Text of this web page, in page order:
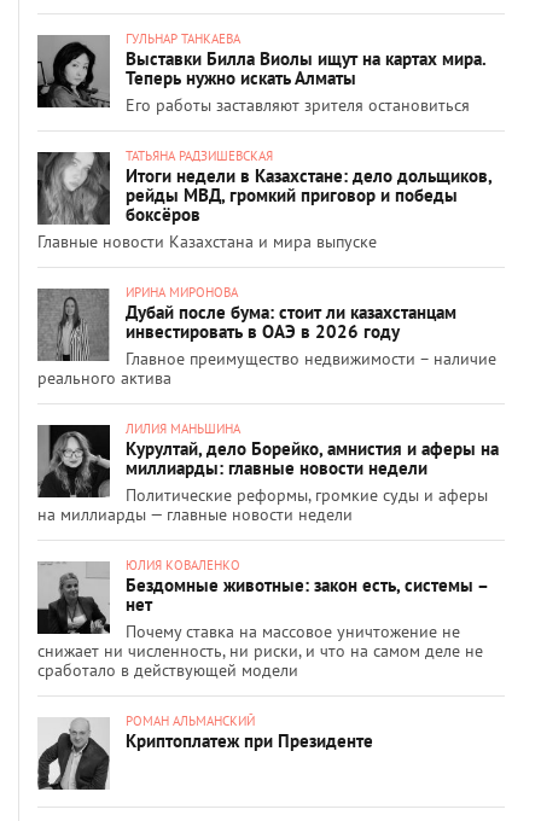
ГУЛЬНАР ТАНКАЕВА
Выставки Билла Виолы ищут на картах мира.
Теперь нужно искать Алматы
Его работы заставляют зрителя остановиться
ТАТЬЯНА РАДЗИШЕВСКАЯ
Итоги недели в Казахстане: дело дольщиков,
рейды МВД, громкий приговор и победы
боксёров
Главные новости Казахстана и мира выпуске
ИРИНА МИРОНОВА
Дубай после бума: стоит ли казахстанцам
инвестировать в ОАЭ в 2026 году
Главное преимущество недвижимости – наличие
реального актива
ЛИЛИЯ МАНЬШИНА
Курултай, дело Борейко, амнистия и аферы на
миллиарды: главные новости недели
Политические реформы, громкие суды и аферы
на миллиарды — главные новости недели
ЮЛИЯ КОВАЛЕНКО
Бездомные животные: закон есть, системы –
нет
Почему ставка на массовое уничтожение не
снижает ни численность, ни риски, и что на самом деле не
сработало в действующей модели
РОМАН АЛЬМАНСКИЙ
Криптоплатеж при Президенте